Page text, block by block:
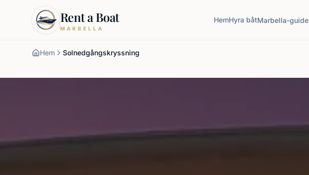
Rent a Boat
MARBELLA
HemHyra båtMarbella-guide
Hem Solnedgångskryssning